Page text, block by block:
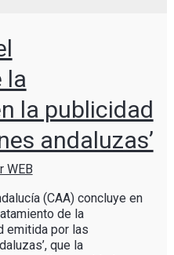
la
la publicidad
andaluzas’
WEB
(CAA) concluye en
de la
emitida por las
que la